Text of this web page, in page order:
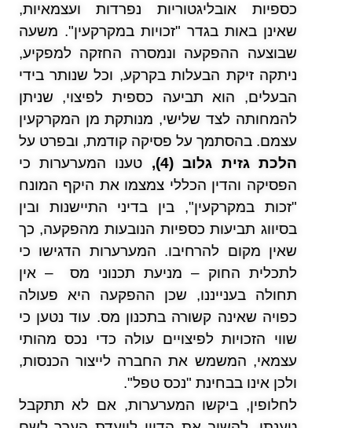
כספיות אובליגטוריות נפרדות ועצמאיות,
שאינן באות בגדר "זכויות במקרקעין". משעה
שבוצעה ההפקעה ונמסרה החזקה למפקיע,
ניתקה זיקת הבעלות בקרקע, וכל שנותר בידי
הבעלים, הוא תביעה כספית לפיצוי, שניתן
להמחותה לצד שלישי, מנותקת מן המקרקעין
עצמם. בהסתמך על פסיקה קודמת, ובפרט על
הלכת גזית גלוב (4),
טענו המערערות כי
הפסיקה והדין הכללי צמצמו את היקף המונח
"זכות במקרקעין", בין בדיני התיישנות ובין
בסיווג תביעות כספיות הנובעות מהפקעה, כך
שאין מקום להרחיבו. המערערות הדגישו כי
לתכלית החוק – מניעת תכנוני מס – אין
תחולה בענייננו, שכן ההפקעה היא פעולה
כפויה שאינה קשורה בתכנון מס. עוד נטען כי
שווי הזכויות לפיצויים עולה כדי נכס מהותי
עצמאי, המשמש את החברה לייצור הכנסות,
ולכן אינו בבחינת "נכס טפל".
לחלופין, ביקשו המערערות, אם לא תתקבל